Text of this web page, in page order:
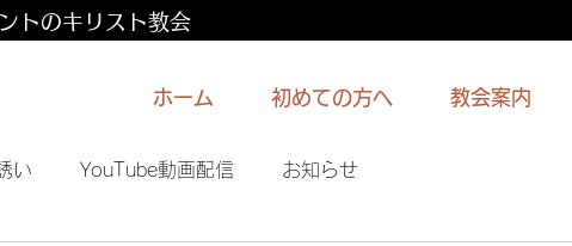
トのキリスト教会
ホーム 初めての方へ 教会案内
い YouTube動画配信 お知らせ